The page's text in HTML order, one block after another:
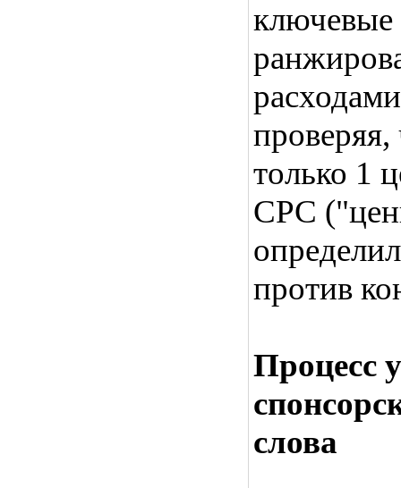
ключевые
только 1
СРС
против
Процесс
слова